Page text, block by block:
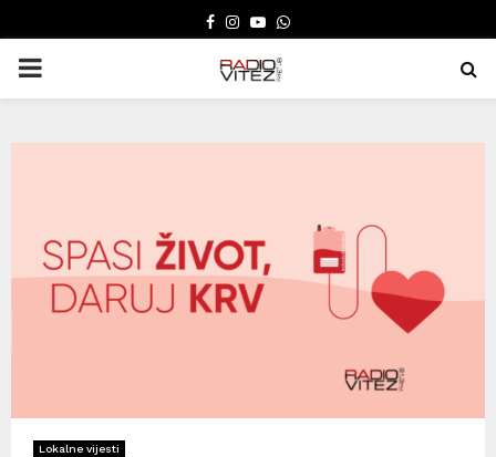
FACEBOOK
INSTAGRAM
YOUTUBE
WHATSAPP
PRIMARY
Lokalne vijesti